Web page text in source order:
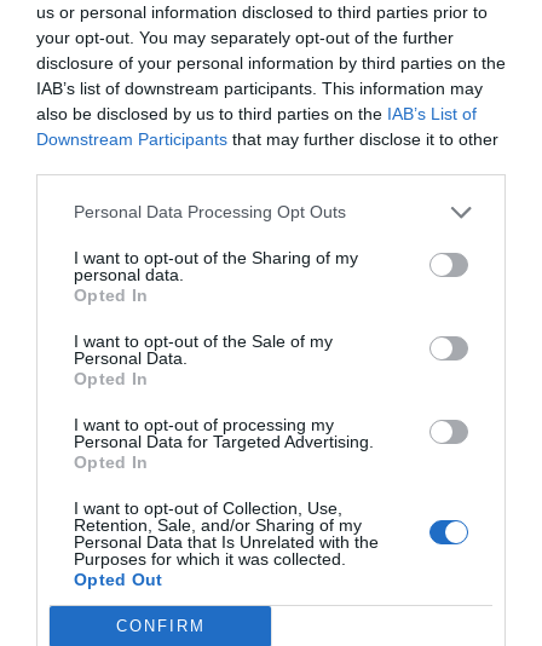
us or personal information disclosed to third parties prior to
your opt-out. You may separately opt-out of the further
disclosure of your personal information by third parties on the
IAB’s list of downstream participants. This information may
also be disclosed by us to third parties on the IAB’s List of
Downstream Participants that may further disclose it to other
Personal Data Processing Opt Outs
I want to opt-out of the Sharing of my
personal data.
Opted In
I want to opt-out of the Sale of my
Personal Data.
Opted In
I want to opt-out of processing my
Personal Data for Targeted Advertising.
Opted In
I want to opt-out of Collection, Use,
Retention, Sale, and/or Sharing of my
Personal Data that Is Unrelated with the
Purposes for which it was collected.
Opted Out
CONFIRM
DIARIO DE LA CORRUPCIÓN SANCHISTA
Diario de la corrupción sanchista. Hazte
Oír se manifiesta delante de La Mareta:
“Pedro Sánchez es un criminal”
Enormes minucias
por Eulogio López